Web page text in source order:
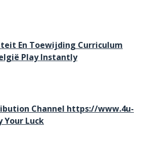
En Toewijding Curriculum
Play Instantly
Channel https://www.4u-
Your Luck